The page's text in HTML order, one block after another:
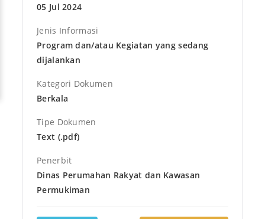
05 Jul 2024
Jenis Informasi
Program dan/atau Kegiatan yang sedang
dijalankan
Kategori Dokumen
Berkala
Tipe Dokumen
Text (.pdf)
Penerbit
Dinas Perumahan Rakyat dan Kawasan
Permukiman